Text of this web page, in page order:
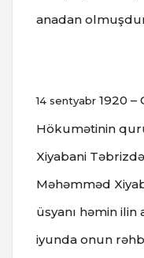
anadan
14 sentyabr 1920 –
Hökumətinin
Xiyabani
Məhəmməd
üsyanı həmin
iyunda onun